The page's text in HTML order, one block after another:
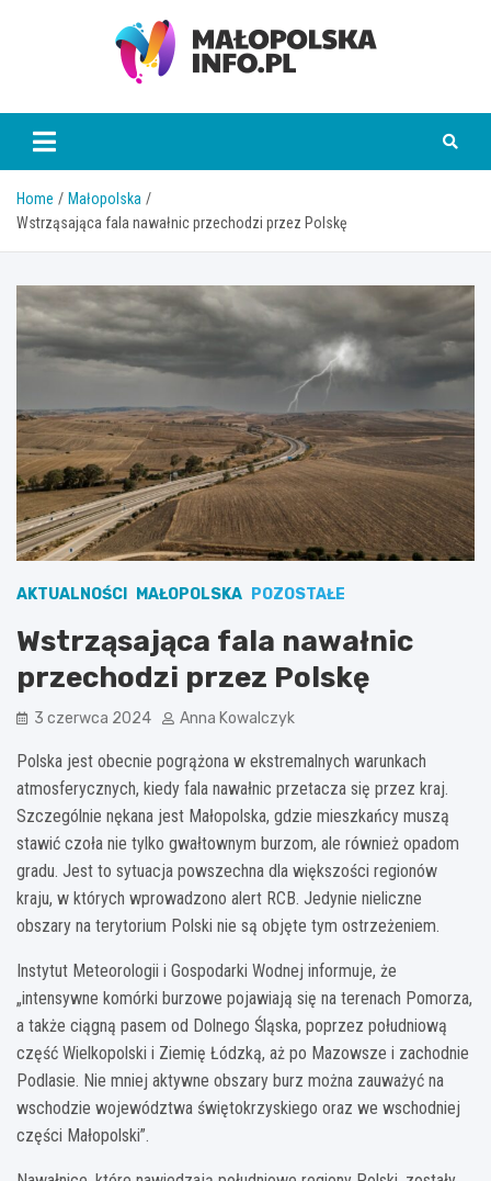
Małopolska Info
Home
Małopolska
Wstrząsająca fala nawałnic przechodzi przez Polskę
AKTUALNOŚCI MAŁOPOLSKA POZOSTAŁE
Wstrząsająca fala nawałnic
przechodzi przez Polskę
3 czerwca 2024 Anna Kowalczyk
Polska jest obecnie pogrążona w ekstremalnych warunkach
atmosferycznych, kiedy fala nawałnic przetacza się przez kraj.
Szczególnie nękana jest Małopolska, gdzie mieszkańcy muszą
stawić czoła nie tylko gwałtownym burzom, ale również opadom
gradu. Jest to sytuacja powszechna dla większości regionów
kraju, w których wprowadzono alert RCB. Jedynie nieliczne
obszary na terytorium Polski nie są objęte tym ostrzeżeniem.
Instytut Meteorologii i Gospodarki Wodnej informuje, że
„intensywne komórki burzowe pojawiają się na terenach Pomorza,
a także ciągną pasem od Dolnego Śląska, poprzez południową
część Wielkopolski i Ziemię Łódzką, aż po Mazowsze i zachodnie
Podlasie. Nie mniej aktywne obszary burz można zauważyć na
wschodzie województwa świętokrzyskiego oraz we wschodniej
części Małopolski”.